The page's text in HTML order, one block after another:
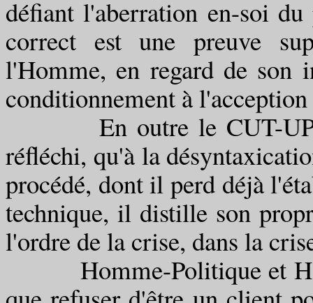
défiant l'aberration en-soi
correct est une preuve
l'Homme, en regard de son
conditionnement à
En outre le CUT-UP
réfléchi, qu'à la
procédé, dont il perd déjà
technique, il distille son
l'ordre de la crise, dans la
Homme-Politique et